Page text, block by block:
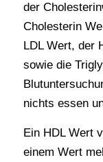
der
Cholesterin
LDL Wert, der
sowie die
nichts essen
Ein HDL Wert
einem Wert